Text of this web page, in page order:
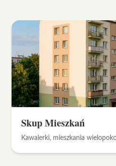
Skup Mieszkań
Kawalerki, mieszkania